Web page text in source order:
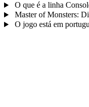
O que é a linha
Master of Monsters:
O jogo está em